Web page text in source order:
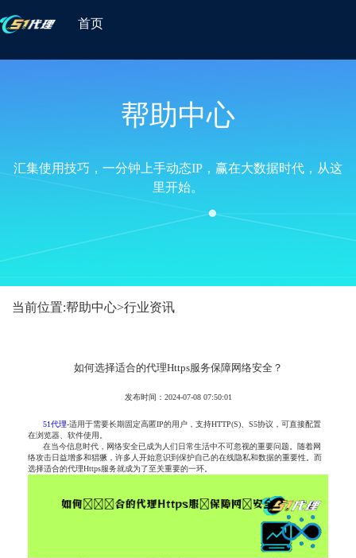
首页
帮助中心
汇集使用技巧，一分钟上手动态IP，赢在大数据时代，从这
里开始。
当前位置:帮助中心>行业资讯
如何选择适合的代理Https服务保障网络安全？
发布时间：2024-07-08 07:50:01
51代理-适用于需要长期固定高匿IP的用户，支持HTTP(S)、S5协议，可直接配置
在浏览器、软件使用。
在当今信息时代，网络安全已成为人们日常生活中不可忽视的重要问题。随着网
络攻击日益增多和猖獗，许多人开始意识到保护自己的在线隐私和数据的重要性。而
选择适合的代理Https服务就成为了至关重要的一环。